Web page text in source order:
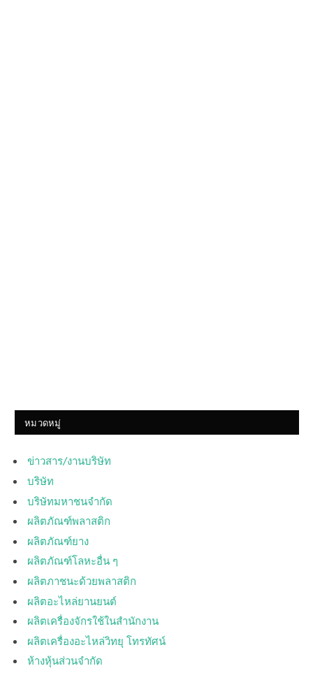
หมวดหมู่
ข่าวสาร/งานบริษัท
บริษัท
บริษัทมหาชนจำกัด
ผลิตภัณฑ์พลาสติก
ผลิตภัณฑ์ยาง
ผลิตภัณฑ์โลหะอื่น ๆ
ผลิตภาชนะด้วยพลาสติก
ผลิตอะไหล่ยานยนต์
ผลิตเครื่องจักรใช้ในสำนักงาน
ผลิตเครื่องอะไหล่วิทยุ โทรทัศน์
ห้างหุ้นส่วนจำกัด